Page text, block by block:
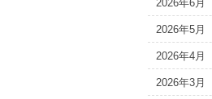
2026年6月
2026年5月
2026年4月
2026年3月